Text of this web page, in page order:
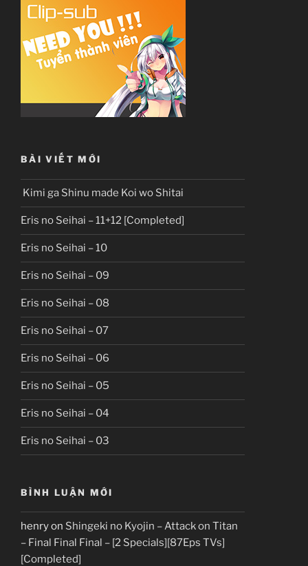
BÀI VIẾT MỚI
Kimi ga Shinu made Koi wo Shitai
Eris no Seihai – 11+12 [Completed]
Eris no Seihai – 10
Eris no Seihai – 09
Eris no Seihai – 08
Eris no Seihai – 07
Eris no Seihai – 06
Eris no Seihai – 05
Eris no Seihai – 04
Eris no Seihai – 03
BÌNH LUẬN MỚI
henryon Shingeki no Kyojin – Attack on Titan
– Final Final Final – [2 Specials][87Eps TVs]
[Completed]